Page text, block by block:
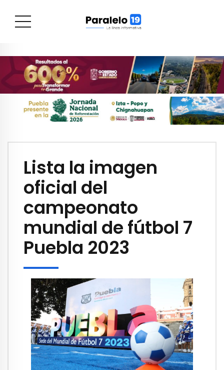
Lista la imagen
oficial del
campeonato
mundial de fútbol 7
Puebla 2023